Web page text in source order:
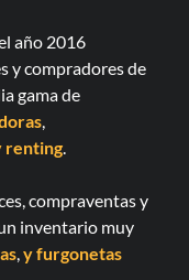
año 2016
y compradores de
gama de
renting
compraventas y
inventario muy
y furgonetas